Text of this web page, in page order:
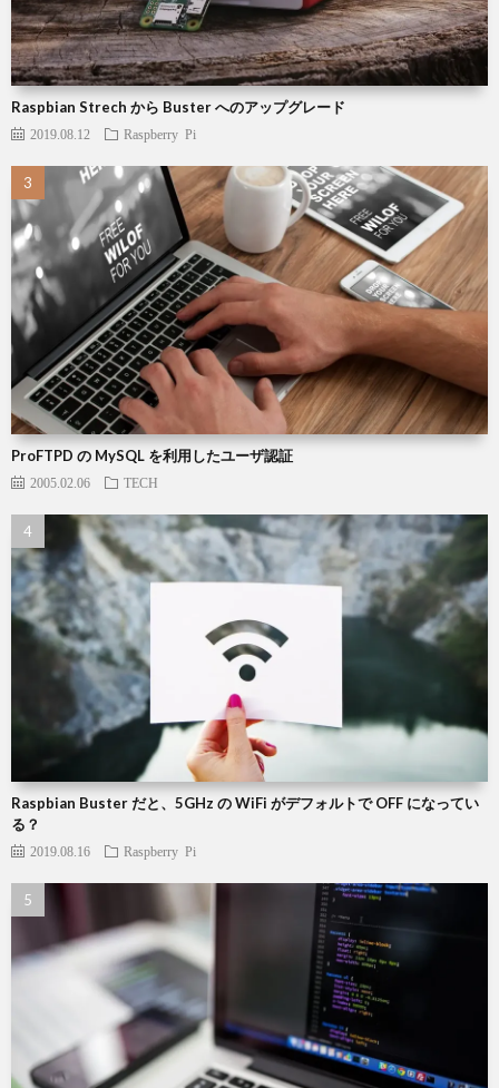
Raspbian Strech から Buster へのアップグレード
2019.08.12 Raspberry Pi
ProFTPD の MySQL を利用したユーザ認証
2005.02.06 TECH
Raspbian Buster だと、5GHz の WiFi がデフォルトで OFF になってい
る？
2019.08.16 Raspberry Pi